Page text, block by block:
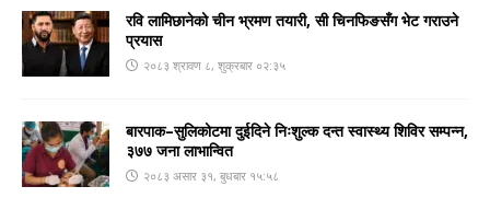
रवि लामिछानेको चीन भ्रमण तयारी, सी चिनफिङसँग भेट गराउने
प्रयास
२०८३ श्रावण ८, शुक्रबार ०२:३५
बारपाक–सुलिकोटमा दुईदिने निःशुल्क दन्त स्वास्थ्य शिविर सम्पन्न,
३७७ जना लाभान्वित
२०८३ असार ३१, बुधबार १५:५८